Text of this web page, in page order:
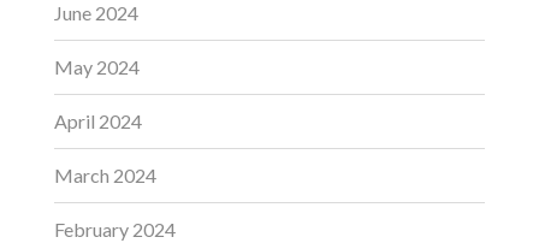
June 2024
May 2024
April 2024
March 2024
February 2024